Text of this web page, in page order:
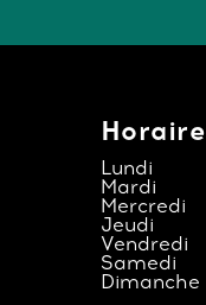
Horaire
Lundi
Mardi
Mercredi
Jeudi
Vendredi
Samedi
Dimanche